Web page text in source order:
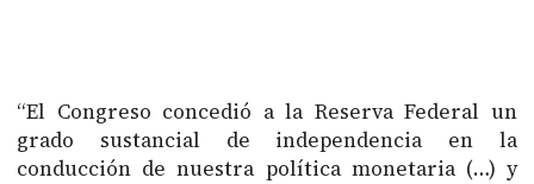
“El Congreso concedió a la Reserva Federal un
grado sustancial de independencia en la
conducción de nuestra política monetaria (…) y